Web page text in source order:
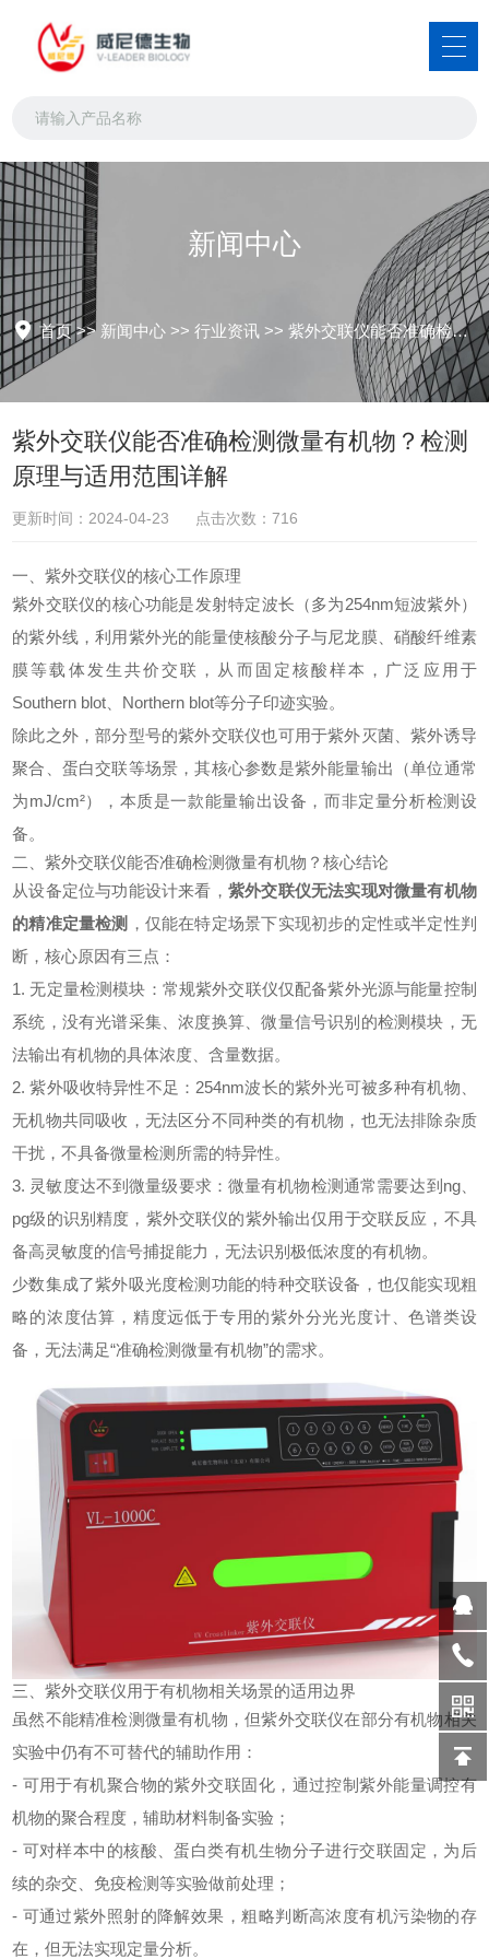
新闻中心
首页>> 新闻中心 >>行业资讯 >>紫外交联仪能否准确检测微量有机物？检测原理与适用范围详解
紫外交联仪能否准确检测微量有机物？检测
原理与适用范围详解
更新时间：2024-04-23 点击次数：716
一、紫外交联仪的核心工作原理
紫外交联仪的核心功能是发射特定波长（多为254nm短波紫外）
的紫外线，利用紫外光的能量使核酸分子与尼龙膜、硝酸纤维素
膜等载体发生共价交联，从而固定核酸样本，广泛应用于
Southern blot、Northern blot等分子印迹实验。
除此之外，部分型号的紫外交联仪也可用于紫外灭菌、紫外诱导
聚合、蛋白交联等场景，其核心参数是紫外能量输出（单位通常
为mJ/cm²），本质是一款能量输出设备，而非定量分析检测设
备。
二、紫外交联仪能否准确检测微量有机物？核心结论
从设备定位与功能设计来看， 紫外交联仪无法实现对微量有机物
的精准定量检测 ，仅能在特定场景下实现初步的定性或半定性判
断，核心原因有三点：
1. 无定量检测模块：常规紫外交联仪仅配备紫外光源与能量控制
系统，没有光谱采集、浓度换算、微量信号识别的检测模块，无
法输出有机物的具体浓度、含量数据。
2. 紫外吸收特异性不足：254nm波长的紫外光可被多种有机物、
无机物共同吸收，无法区分不同种类的有机物，也无法排除杂质
干扰，不具备微量检测所需的特异性。
3. 灵敏度达不到微量级要求：微量有机物检测通常需要达到ng、
pg级的识别精度， 紫外交联仪的紫外输出仅用于交联反应，不具
备高灵敏度的信号捕捉能力，无法识别极低浓度的有机物。
少数集成了紫外吸光度检测功能的特种交联设备，也仅能实现粗
略的浓度估算，精度远低于专用的紫外分光光度计、色谱类设
备，无法满足“准确检测微量有机物”的需求。
三、紫外交联仪用于有机物相关场景的适用边界
虽然不能精准检测微量有机物，但紫外交联仪在部分有机物相关
实验中仍有不可替代的辅助作用：
- 可用于有机聚合物的紫外交联固化，通过控制紫外能量调控有
机物的聚合程度，辅助材料制备实验；
- 可对样本中的核酸、蛋白类有机生物分子进行交联固定，为后
续的杂交、免疫检测等实验做前处理；
- 可通过紫外照射的降解效果，粗略判断高浓度有机污染物的存
在，但无法实现定量分析。